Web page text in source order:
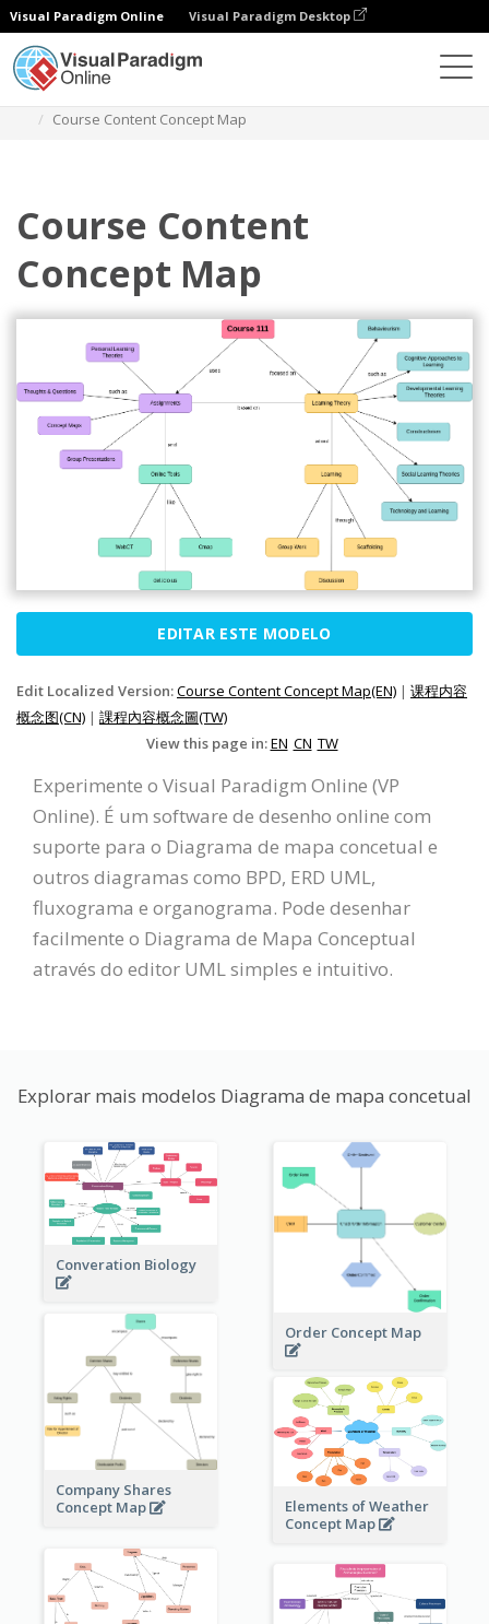
Visual Paradigm Online Visual Paradigm Desktop
Course Content Concept Map
Course Content
Concept Map
EDITAR ESTE MODELO
Edit Localized Version:Course Content Concept Map(EN) | 课程内容
概念图(CN) | 課程內容概念圖(TW)
View this page in:EN CN TW
Experimente o Visual Paradigm Online (VP
Online). É um software de desenho online com
suporte para o Diagrama de mapa concetual e
outros diagramas como BPD, ERD UML,
fluxograma e organograma. Pode desenhar
facilmente o Diagrama de Mapa Conceptual
através do editor UML simples e intuitivo.
Explorar mais modelos Diagrama de mapa concetual
Converation Biology
Order Concept Map
Company Shares
Concept Map
Elements of Weather
Concept Map